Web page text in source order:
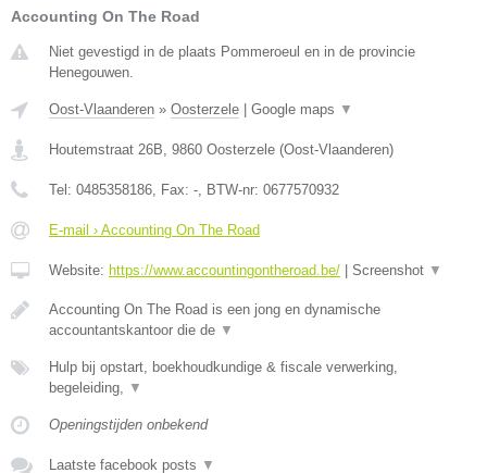
Accounting On The Road
Niet gevestigd in de plaats Pommeroeul en in de provincie
Henegouwen.
Oost-Vlaanderen » Oosterzele Google maps ▼
Houtemstraat 26B 9860 Oosterzele (Oost-Vlaanderen)
Tel: 0485358186 , Fax: - , BTW-nr: 0677570932
E-mail › Accounting On The Road
Website: https://www.accountingontheroad.be/ Screenshot ▼
Accounting On The Road is een jong en dynamische
accountantskantoor die de ▼
Hulp bij opstart, boekhoudkundige & fiscale verwerking,
begeleiding,
▼
Openingstijden onbekend
Laatste facebook posts ▼